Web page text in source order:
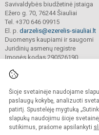
Šioje svetainėje naudojame
paslaugų kokybę, analizuoti
patirtį. Spustelėję mygtuką
slapukų naudojimu šioje
sutikimus, prašome apsilankyti
Savivaldybės biudžetinė įstaiga
Ežero g. 70, 76244 Šiauliai
Tel. +370 646 09915
El. p. darzelis@ezerelis-siauliai.lt
Duomenys kaupiami ir saugomi
Juridinių asmenų registre
Įmonės kodas 290526190
© 2023. Šiaulių lopšelis -
Kopijuoti turinį be raštiško įstaigos
Versija
Sumanus būdas atnaujinti